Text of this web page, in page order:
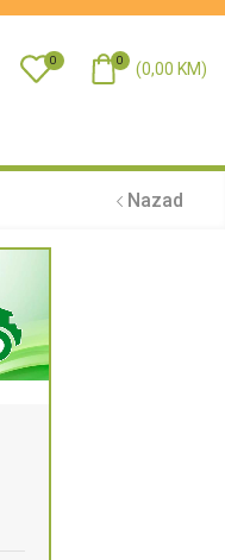
0 0 (0,00 KM)
Nazad